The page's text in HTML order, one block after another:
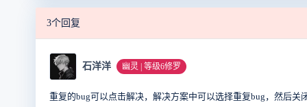
3个回复
石洋洋 幽灵 | 等级6修罗
重复的bug可以点击解决，解决方案中可以选择重复bug，然后关